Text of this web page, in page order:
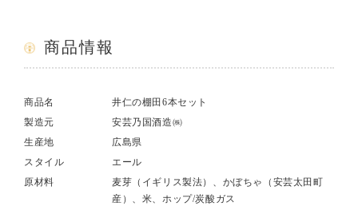
商品情報
商品名
井仁の棚田6本セット
製造元
安芸乃国酒造㈱
生産地
広島県
スタイル
エール
原材料
麦芽（イギリス製法）、かぼちゃ（安芸太田町
産）、米、ホップ/炭酸ガス